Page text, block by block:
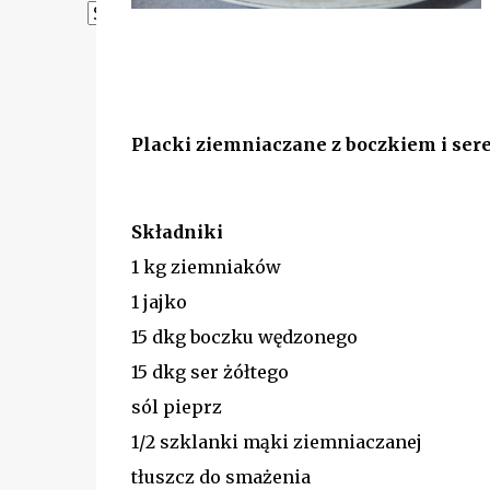
Placki ziemniaczane z boczkiem i
Składniki
1 kg ziemniaków
1 jajko
15 dkg boczku wędzonego
15 dkg ser żółtego
sól pieprz
1/2 szklanki mąki ziemniaczanej
tłuszcz do smażenia